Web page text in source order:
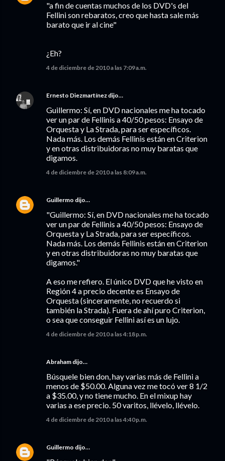
"a fin de cuentas muchos de los DVD's del
Fellini son rebaratos, creo que hasta sale más
barato que ir al cine"
¿Eh?
4 de diciembre de 2010 a las 7:09 a.m.
Ernesto Diezmartínez dijo…
Guillermo: Sí, en DVD nacionales me ha tocado
ver un par de Fellinis a 40/50 pesos: Ensayo de
Orquesta y La Strada, para ser específicos.
Nada más. Los demás Fellinis están en Criterion
y en otras distribuidoras no muy baratas que
digamos.
4 de diciembre de 2010 a las 8:09 a.m.
Guillermo dijo…
"Guillermo: Sí, en DVD nacionales me ha tocado
ver un par de Fellinis a 40/50 pesos: Ensayo de
Orquesta y La Strada, para ser específicos.
Nada más. Los demás Fellinis están en Criterion
y en otras distribuidoras no muy baratas que
digamos."
A eso me refiero. El único DVD que he visto en
Región 4 a precio decente es Ensayo de
Orquesta (sinceramente, no recuerdo si
también la Strada). Fuera de ahí puro Criterion,
o sea que conseguir Fellini así es un lujo.
4 de diciembre de 2010 a las 4:18 p.m.
Abraham dijo…
Búsquele bien don, hay varias más de Fellini a
menos de $50.00. Alguna vez me tocó ver 8 1/2
a $35.00, y no tiene mucho. En el mixup hay
varias a ese precio. 50 varitos, llévelo, llévelo.
4 de diciembre de 2010 a las 4:40 p.m.
Guillermo dijo…